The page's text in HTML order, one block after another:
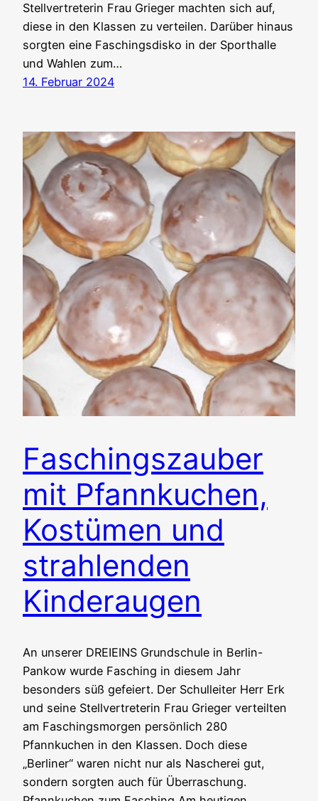
Stellvertreterin Frau Grieger machten sich auf,
diese in den Klassen zu verteilen. Darüber hinaus
sorgten eine Faschingsdisko in der Sporthalle
und Wahlen zum…
14. Februar 2024
Faschingszauber
mit Pfannkuchen,
Kostümen und
strahlenden
Kinderaugen
An unserer DREIEINS Grundschule in Berlin-
Pankow wurde Fasching in diesem Jahr
besonders süß gefeiert. Der Schulleiter Herr Erk
und seine Stellvertreterin Frau Grieger verteilten
am Faschingsmorgen persönlich 280
Pfannkuchen in den Klassen. Doch diese
„Berliner“ waren nicht nur als Nascherei gut,
sondern sorgten auch für Überraschung.